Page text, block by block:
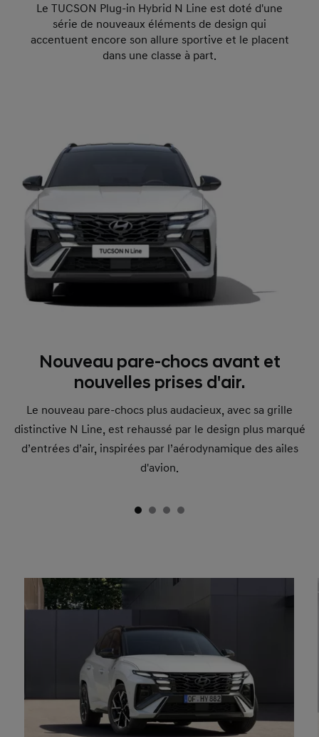
Le TUCSON Plug-in Hybrid N Line est doté d'une
série de nouveaux éléments de design qui
accentuent encore son allure sportive et le placent
dans une classe à part.
Nouveau pare-chocs avant et
nouvelles prises d'air.
Le nouveau pare-chocs plus audacieux, avec sa grille
distinctive N Line, est rehaussé par le design plus marqué
d’entrées d’air, inspirées par l’aérodynamique des ailes
d'avion.